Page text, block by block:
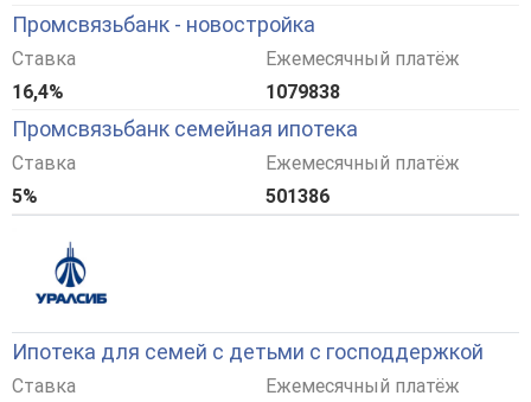
Промсвязьбанк - новостройка
Ставка
16,4%
Ежемесячный платёж
1079838
Промсвязьбанк семейная ипотека
Ставка
5%
Ежемесячный платёж
501386
Ипотека для семей с детьми с господдержкой
Ставка Ежемесячный платёж